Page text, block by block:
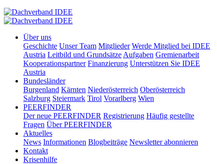
Über uns
Geschichte Unser Team Mitglieder Werde Mitglied bei IDEE
Austria Leitbild und Grundsätze Aufgaben Gremienarbeit
Kooperationspartner Finanzierung Unterstützen Sie IDEE
Austria
Bundesländer
Burgenland Kärnten Niederösterreich Oberösterreich
Salzburg Steiermark Tirol Vorarlberg Wien
PEERFINDER
Der neue PEERFINDER Registrierung Häufig gestellte
Fragen Über PEERFINDER
Aktuelles
News Informationen Blogbeiträge Newsletter abonnieren
Kontakt
Krisenhilfe